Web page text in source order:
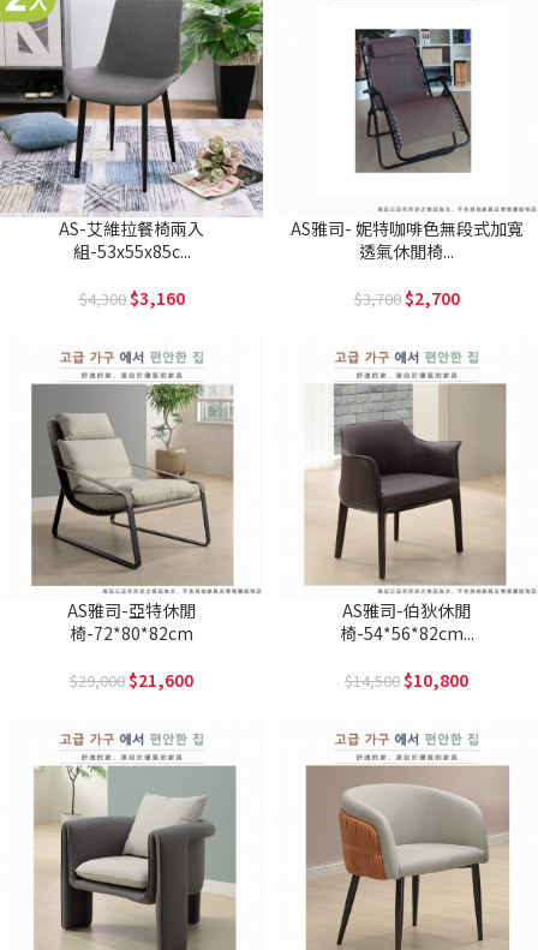
AS-艾維拉餐椅兩入
組-53x55x85c...
4,300 3,160
AS雅司- 妮特咖啡色無段式加寬
透氣休閒椅...
3,700 2,700
AS雅司-亞特休閒
椅-72*80*82cm
29,000 21,600
AS雅司-伯狄休閒
椅-54*56*82cm...
14,500 10,800